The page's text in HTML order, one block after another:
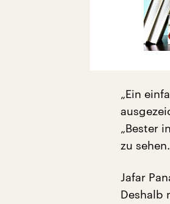
„Ein
„Bester
zu
Jafar
Deshalb